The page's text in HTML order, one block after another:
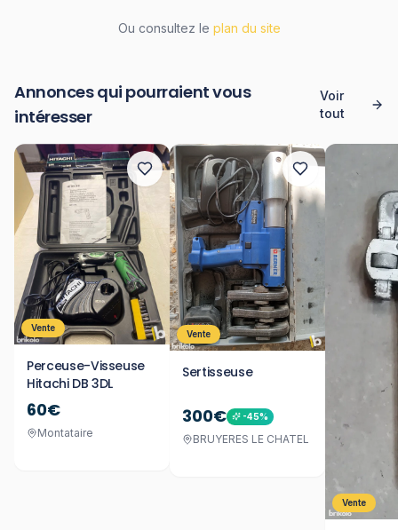
Ou consultez le plan du site
Annonces qui pourraient vous
intéresser
Voir
tout
Vente
Perceuse-Visseuse
Hitachi DB 3DL
60€
Montataire
Vente
Sertisseuse
300€ -45%
BRUYERES LE CHATEL
Vente